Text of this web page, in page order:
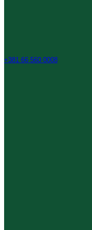
+381 66 560 0008